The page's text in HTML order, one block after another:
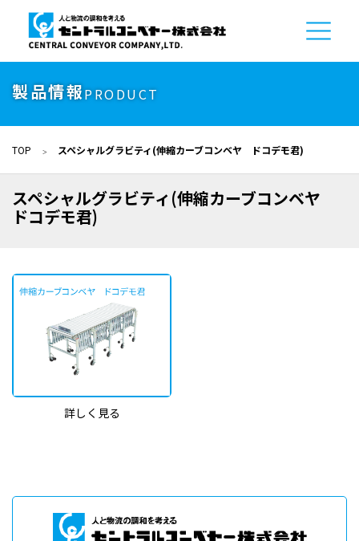
製品情報PRODUCT
TOP スペシャルグラビティ(伸縮カーブコンベヤ ドコデモ君)
スペシャルグラビティ(伸縮カーブコンベヤ
ドコデモ君)
詳しく見る